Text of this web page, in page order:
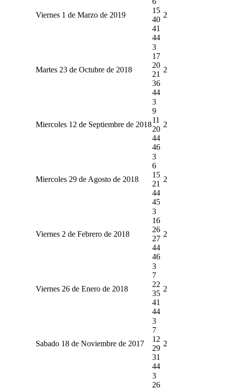
Viernes 1 de Marzo de 2019
15
40
41
44
2
Martes 23 de Octubre de 2018
3
17
20
21
36
44
2
Miercoles 12 de Septiembre de 2018
3
9
11
20
44
46
2
Miercoles 29 de Agosto de 2018
3
6
15
21
44
45
2
Viernes 2 de Febrero de 2018
3
16
26
27
44
46
2
Viernes 26 de Enero de 2018
3
7
22
35
41
44
2
Sabado 18 de Noviembre de 2017
3
7
12
29
31
44
2
3
26